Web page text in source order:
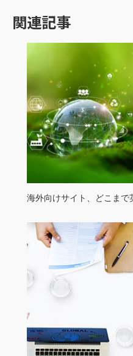
関連記事
海外向けサイト、どこまで